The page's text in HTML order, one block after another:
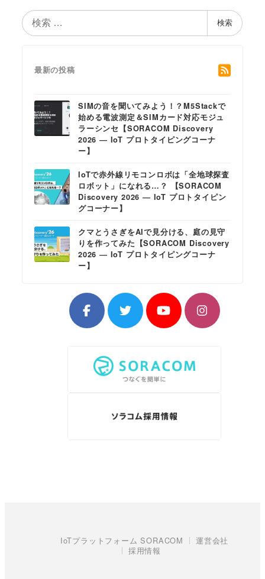
検
索
検索
最新の投稿
SIMの音を聞いてみよう！？M5Stackで
始める電波測定＆SIMカード対応モジュ
ラーシンセ【SORACOM Discovery
2026 ― IoT プロトタイピングコーナ
ー】
IoTで赤外線リモコンロボは「全地球探査
ロボット」になれる…？ 【SORACOM
Discovery 2026 ― IoT プロトタイピン
グコーナー】
クマとうさぎをAIで見分ける、庭の見守
りを作ってみた【SORACOM Discovery
2026 ― IoT プロトタイピングコーナ
ー】
IoTプラットフォーム SORACOM
運営会社
採用情報